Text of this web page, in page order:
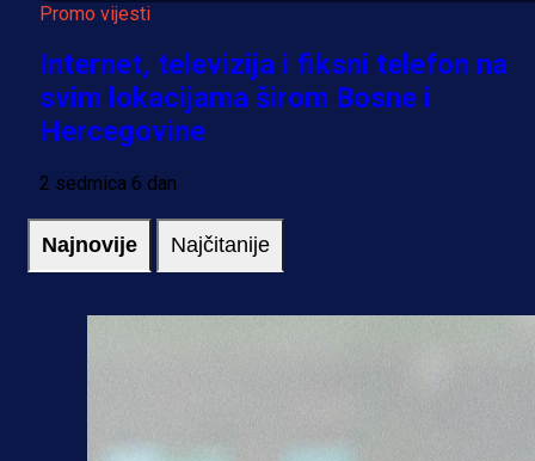
Promo vijesti
Internet, televizija i fiksni telefon na
svim lokacijama širom Bosne i
Hercegovine
2 sedmica 6 dan
Najnovije Najčitanije